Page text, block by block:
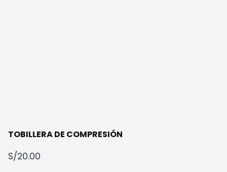
TOBILLERA DE COMPRESIÓN
S/20.00